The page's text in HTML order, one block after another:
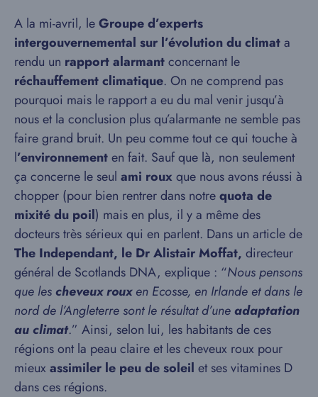
A la mi-avril, leGroupe d’experts
intergouvernemental sur l’évolution du climata
rendu un rapport alarmantconcernant le
réchauffement climatique. On ne comprend pas
pourquoi mais le rapport a eu du mal venir jusqu’à
nous et la conclusion plus qu’alarmante ne semble pas
faire grand bruit. Un peu comme tout ce qui touche à
l’environnementen fait. Sauf que là, non seulement
ça concerne le seul ami roux que nous avons réussi à
chopper (pour bien rentrer dans notrequota de
mixité du poil) mais en plus, il y a même des
docteurs très sérieux qui en parlent. Dans un article de
The Independant, le Dr Alistair Moffat, directeur
général de Scotlands DNA, explique : “Nous pensons
que lescheveux rouxen Ecosse, en Irlande et dans le
nord de l’Angleterre sont le résultat d’uneadaptation
au climat.” Ainsi, selon lui, les habitants de ces
régions ont la peau claire et les cheveux roux pour
mieuxassimiler le peu de soleil et ses vitamines D
dans ces régions.